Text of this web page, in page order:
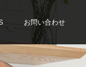
お問い合わせ